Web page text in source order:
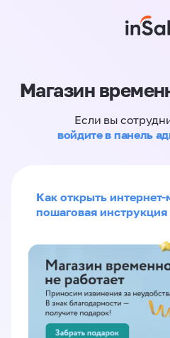
Магазин
Если вы
войдите в панель
Как открыть интернет-
пошаговая инструкция